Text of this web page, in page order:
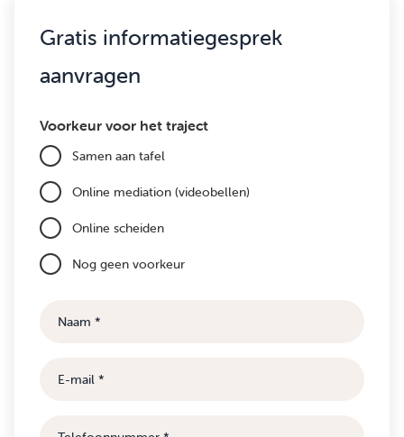
Gratis informatiegesprek
aanvragen
Voorkeur voor het traject
Samen aan tafel
Online mediation (videobellen)
Online scheiden
Nog geen voorkeur